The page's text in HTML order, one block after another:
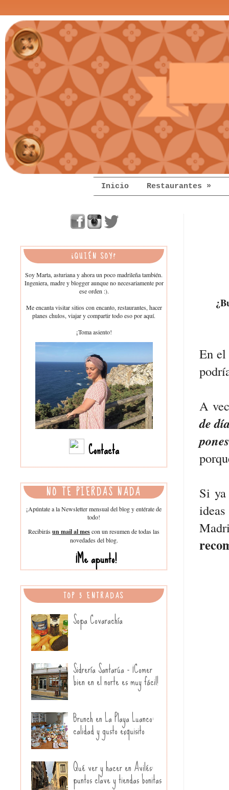
Inicio Restaurantes »
En
A
de
Si
¿QUIÉN SOY?
Soy Marta, asturiana y ahora un poco madrileña también.
Ingeniera, madre y blogger aunque no necesariamente por
ese orden :).
Me encanta visitar sitios con encanto, restaurantes, hacer
planes chulos, viajar y compartir todo eso por aquí.
¡Toma asiento!
Contacta
NO TE PIERDAS NADA
¡Apúntate a la Newsletter mensual del blog y entérate de
todo!
Recibirásun mail al mescon un resumen de todas las
novedades del blog.
¡Me apunto!
TOP 5 ENTRADAS
Sopa Covarachía
Sidrería Santarúa - ¡Comer
bien en el norte es muy fácil!
Brunch en La Playa Luanco:
calidad y gusto exquisito
Qué ver y hacer en Avilés:
puntos clave y tiendas bonitas